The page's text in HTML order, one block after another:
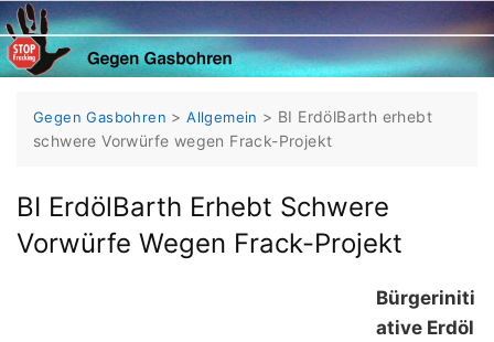
Skip
to
content
Gegen Gasbohren >Allgemein > BI ErdölBarth erhebt
schwere Vorwürfe wegen Frack-Projekt
BI ErdölBarth Erhebt Schwere
Vorwürfe Wegen Frack-Projekt
Bürgeriniti
ative Erdöl